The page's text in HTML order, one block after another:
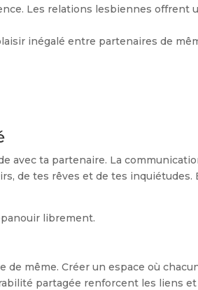
Les relations lesbiennes offrent
inégalé entre partenaires de
avec ta partenaire. La
de tes rêves et de tes inquiétudes.
librement.
même. Créer un espace où
partagée renforcent les liens